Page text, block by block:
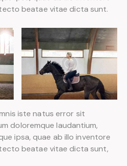
beatae vitae dicta sunt.
iste natus error sit
doloremque laudantium,
ipsa, quae ab illo inventore
beatae vitae dicta sunt,